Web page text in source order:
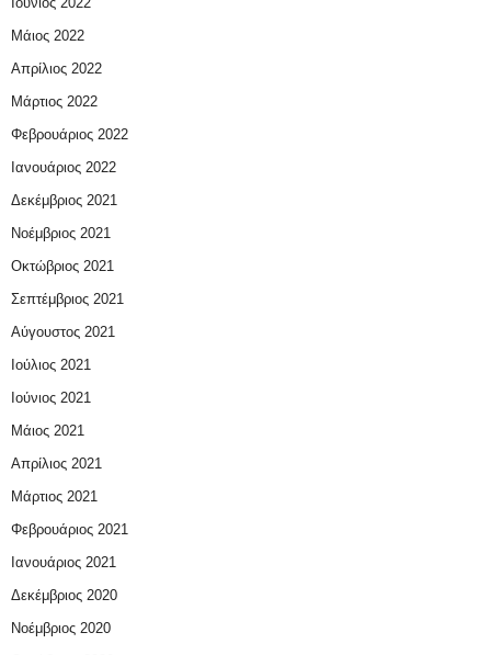
Μάιος 2022
Απρίλιος 2022
Μάρτιος 2022
Φεβρουάριος 2022
Ιανουάριος 2022
Δεκέμβριος 2021
Νοέμβριος 2021
Οκτώβριος 2021
Σεπτέμβριος 2021
Αύγουστος 2021
Ιούλιος 2021
Ιούνιος 2021
Μάιος 2021
Απρίλιος 2021
Μάρτιος 2021
Φεβρουάριος 2021
Ιανουάριος 2021
Δεκέμβριος 2020
Νοέμβριος 2020